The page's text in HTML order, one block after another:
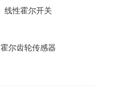
线性霍尔开关
霍尔齿轮传感器